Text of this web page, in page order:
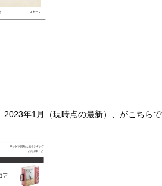
2023年1 月（現時点の最新）、がこちら